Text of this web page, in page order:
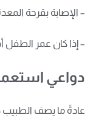
– الإصابة بقرحة
– إذا كان عمر الطفل أقل
دواعي
عادةً ما يصف الطبيب